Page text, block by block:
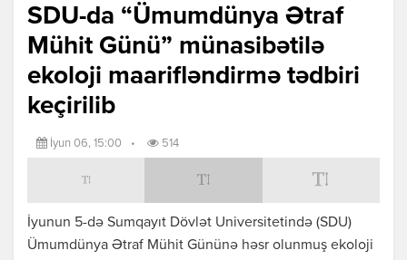
SDU-da “Ümumdünya Ətraf
Mühit Günü” münasibətilə
ekoloji maarifləndirmə tədbiri
keçirilib
İyun 06, 15:00 • 514
İyunun 5-də Sumqayıt Dövlət Universitetində (SDU)
Ümumdünya Ətraf Mühit Gününə həsr olunmuş ekoloji